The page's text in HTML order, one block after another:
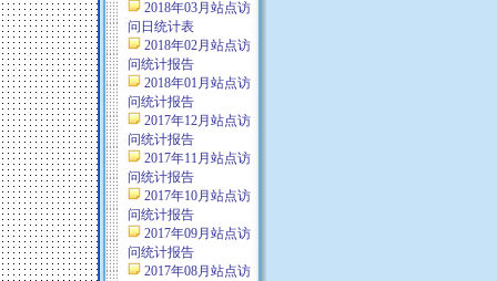
2018年03月站点访
问日统计表
2018年02月站点访
问统计报告
2018年01月站点访
问统计报告
2017年12月站点访
问统计报告
2017年11月站点访
问统计报告
2017年10月站点访
问统计报告
2017年09月站点访
问统计报告
2017年08月站点访